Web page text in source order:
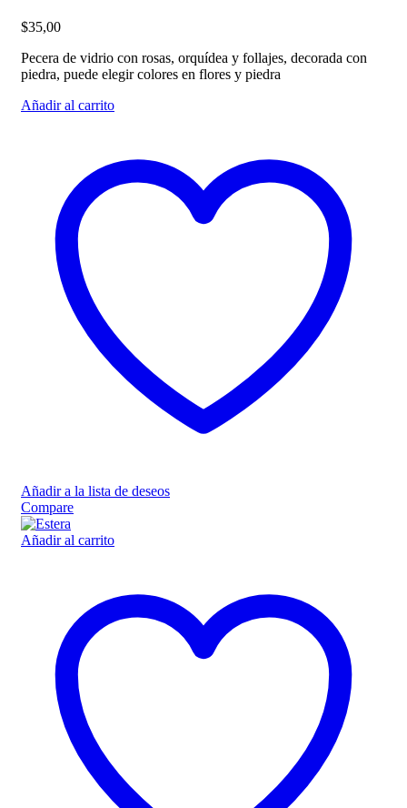
$35,00
Pecera de vidrio con rosas, orquídea y follajes, decorada con
piedra, puede elegir colores en flores y piedra
Añadir al carrito
Añadir a la lista de deseos
Compare
Añadir al carrito